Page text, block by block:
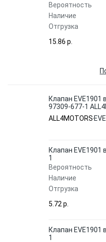
Вероятность
Наличие
Отгрузка
15.86 p.
Клапан EVE1901
97309-677-1
ALL4MOTORS
Клапан EVE1901
1
Вероятность
Наличие
Отгрузка
5.72 p.
Клапан EVE1901
1